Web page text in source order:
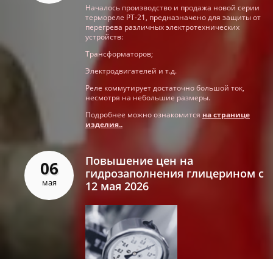
Началось производство и продажа новой серии
термореле РТ-21, предназначено для защиты от
перегрева различных электротехнических
устройств:
Трансформаторов;
Электродвигателей и т.д.
Реле коммутирует достаточно большой ток,
несмотря на небольшие размеры.
Подробнее можно ознакомится на странице
изделия..
06
мая
Повышение цен на
гидрозаполнения глицерином с
12 мая 2026